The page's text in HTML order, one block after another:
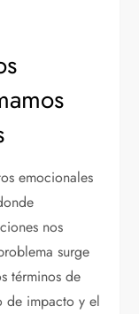
emocionales
nos
surge
términos de
de impacto y el